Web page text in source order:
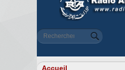
Formulaire de
Rechercher